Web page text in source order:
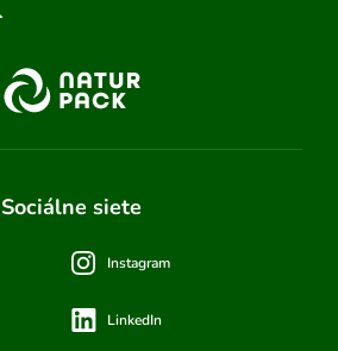
Sociálne siete
Instagram
LinkedIn